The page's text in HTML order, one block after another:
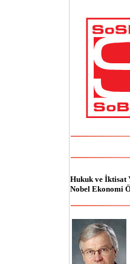
Hukuk ve İktisat
Nobel Ekonomi